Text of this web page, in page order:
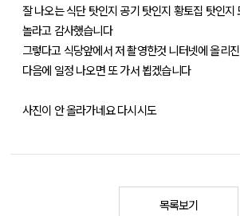
잘 나오는 식단 탓인지 공기 탓인지 황토집 탓인지
놀라고 감사했습니다
그렇다고 식당앞에서 저 촬영한것 니터넷에 올리
다음에 일정 나오면 또 가서 뵙겠습니다
사진이 안 올라가네요 다시시도
목록보기